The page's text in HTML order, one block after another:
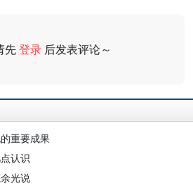
先登录 后发表评论～
重要成果
认识
光说